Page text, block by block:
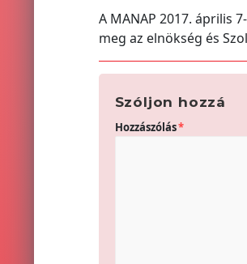
A MANAP 2017. április
meg az elnökség és
Szóljon hozzá
Hozzászólás*